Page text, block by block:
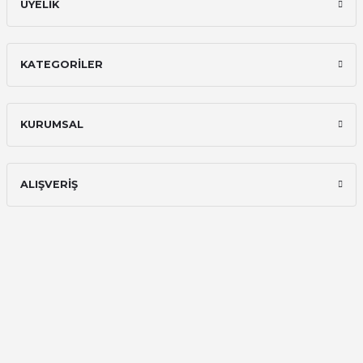
ÜYELİK
KATEGORİLER
KURUMSAL
ALIŞVERİŞ